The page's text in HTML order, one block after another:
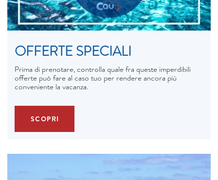
OFFERTE SPECIALI
Prima di prenotare, controlla quale fra queste imperdibili
offerte può fare al caso tuo per rendere ancora più
conveniente la vacanza.
SCOPRI